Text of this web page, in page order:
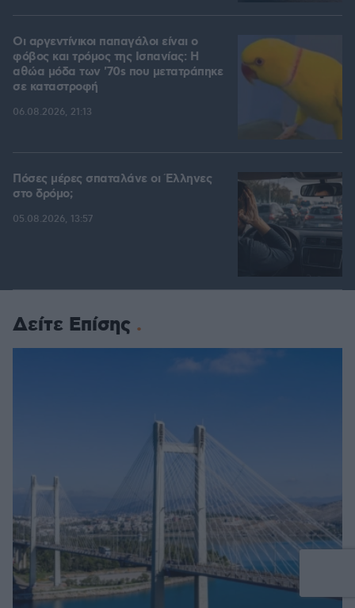
Οι αργεντίνικοι παπαγάλοι είναι ο
φόβος και τρόμος της Ισπανίας: Η
αθώα μόδα των '70s που μετατράπηκε
σε καταστροφή
06.08.2026, 21:13
Πόσες μέρες σπαταλάνε οι Έλληνες
στο δρόμο;
05.08.2026, 13:57
Δείτε Επίσης